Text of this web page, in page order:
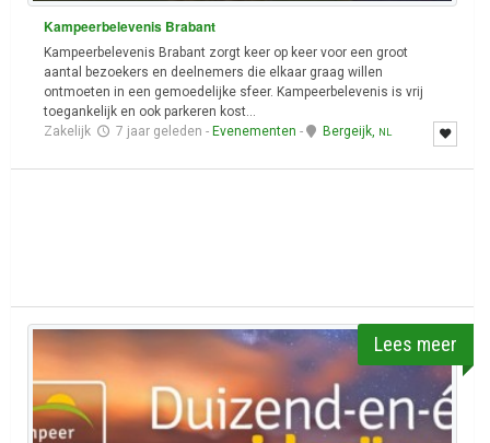
Kampeerbelevenis Brabant
Kampeerbelevenis Brabant zorgt keer op keer voor een groot
aantal bezoekers en deelnemers die elkaar graag willen
ontmoeten in een gemoedelijke sfeer. Kampeerbelevenis is vrij
toegankelijk en ook parkeren kost...
Zakelijk
7 jaar geleden - Evenementen - Bergeijk, NL
Lees meer